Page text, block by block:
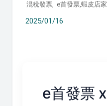
混稅發票, e首發票,蝦皮店
2025/01/16
e首發票